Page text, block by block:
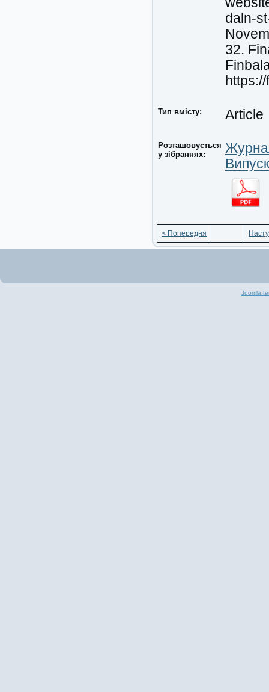
daln-
32.
Тип вмісту: Article
Розташовується
у зібраннях:
< Попередня
Joomla